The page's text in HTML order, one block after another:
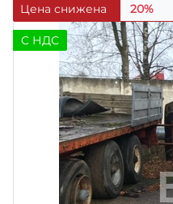
Цена снижена 20%
C НДС